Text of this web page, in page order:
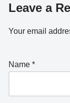
Leave a
Your email
Name *